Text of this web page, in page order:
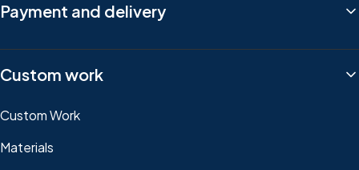
Payment and delivery
Custom work
Custom Work
Materials